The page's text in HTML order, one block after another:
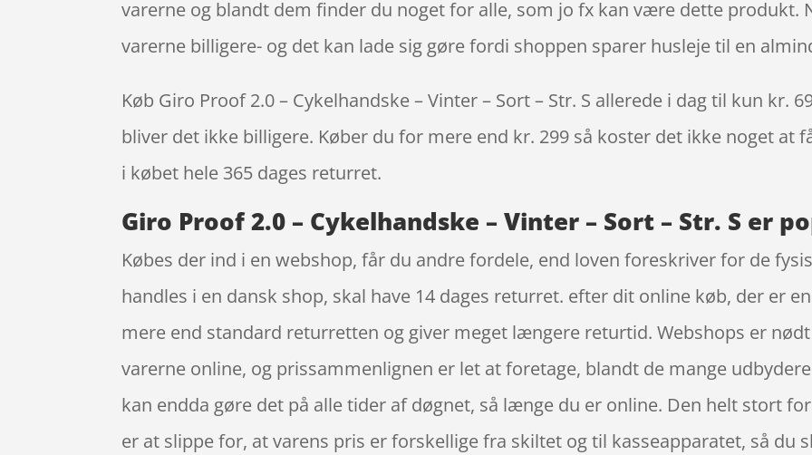
varerne og blandt dem finder du noget for alle, som jo fx kan være dette produkt.
varerne billigere- og det kan lade sig gøre fordi shoppen sparer husleje til en
Køb Giro Proof 2.0 – Cykelhandske – Vinter – Sort – Str. S allerede i dag til kun kr.
bliver det ikke billigere. Køber du for mere end kr. 299 så koster det ikke noget at
i købet hele 365 dages returret.
Giro Proof 2.0 – Cykelhandske – Vinter – Sort – Str. S er
Købes der ind i en webshop, får du andre fordele, end loven foreskriver for de
handles i en dansk shop, skal have 14 dages returret. efter dit online køb, der er
mere end standard returretten og giver meget længere returtid. Webshops er
varerne online, og prissammenlignen er let at foretage, blandt de mange
kan endda gøre det på alle tider af døgnet, så længe du er online. Den helt stort
er at slippe for, at varens pris er forskellige fra skiltet og til kasseapparatet, så du